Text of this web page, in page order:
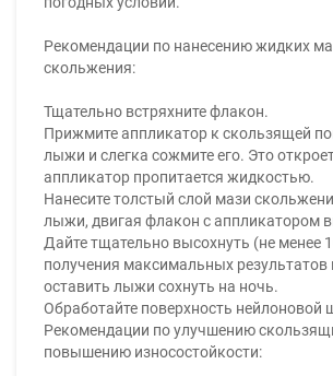
Рекомендации по нанесению жидких
скольжения:
Тщательно встряхните флакон.
Прижмите аппликатор к скользящей
лыжи и слегка сожмите его. Это
аппликатор пропитается жидкостью.
Нанесите толстый слой мази
лыжи, двигая флакон с аппликатором
Дайте тщательно высохнуть (не менее
получения максимальных
оставить лыжи сохнуть на ночь.
Обработайте поверхность нейлоновой
Рекомендации по улучшению
повышению износостойкости: